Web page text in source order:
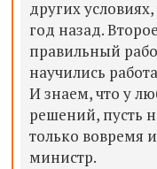
других
год назад.
правильный
научились
И знаем, что у
решений, пусть
только вовремя
министр.